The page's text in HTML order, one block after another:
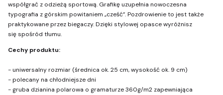
współgrać z odzieżą sportową. Grafikę uzupełnia nowoczesna
typografia z górskim powitaniem „cześć”. Pozdrowienie to jest także
praktykowane przez biegaczy. Dzięki stylowej opasce wyróżnisz
się spośród tłumu.
Cechy produktu:
- uniwersalny rozmiar (średnica ok. 25 cm, wysokość ok. 9 cm)
- polecany na chłodniejsze dni
- gruba dzianina polarowa o gramaturze 360g/m2 zapewniająca